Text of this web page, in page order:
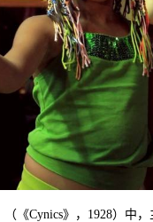
Cynics》，1928）中